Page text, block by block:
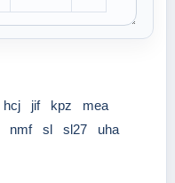
hcj jif kpz
mea
nmf sl sl27
uha